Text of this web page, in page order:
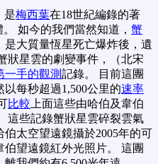
是梅西葉在18世紀編錄的著
如今的我們當然知道， 蟹
大質量恆星死亡爆炸後，遺
狀星雲的劇變事件，（北宋
一手的觀測記錄。 目前這團
以每秒超過1,500公里的速率
比較 上面這些由哈伯及韋伯
這些記錄蟹狀星雲碎裂雲氣
太空望遠鏡攝於2005年的可
伯望遠鏡紅外光照片。 這團